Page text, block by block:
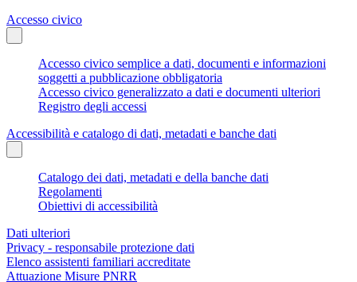
Accesso civico
Accesso civico semplice a dati, documenti e informazioni
soggetti a pubblicazione obbligatoria
Accesso civico generalizzato a dati e documenti ulteriori
Registro degli accessi
Accessibilità e catalogo di dati, metadati e banche dati
Catalogo dei dati, metadati e della banche dati
Regolamenti
Obiettivi di accessibilità
Dati ulteriori
Privacy - responsabile protezione dati
Elenco assistenti familiari accreditate
Attuazione Misure PNRR